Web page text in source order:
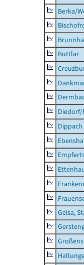
Berka/
Buttlar
Dippach
Geisa,